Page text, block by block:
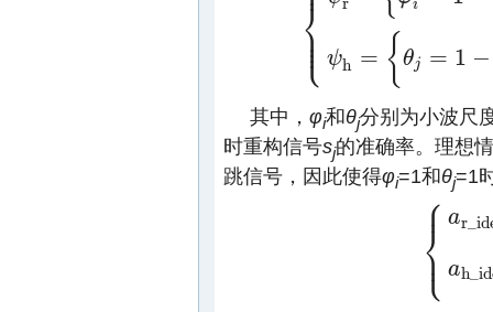
⎩
⎨
⎪
⎪⎪
i
ψh = { θj = 1 −
{ψ si′
其中， φi和θj分别为小波尺
时重构信号sj的准确率。理想
跳信号，因此使得φi=1和θj=1
⎧
⎩
⎨⎪
⎪
ar_ id
ah_ id
{a